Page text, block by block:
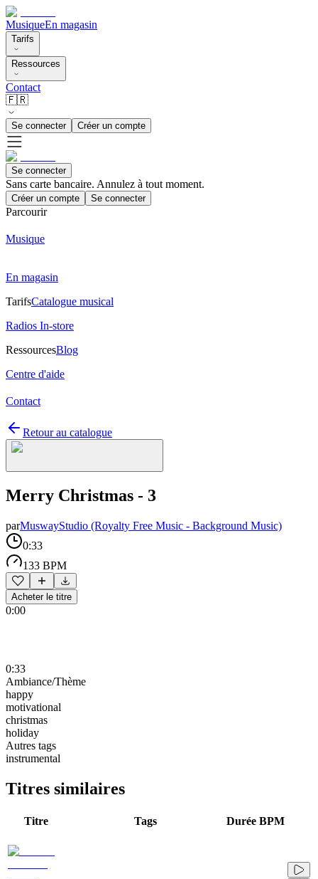
MusiqueEn magasin
Tarifs
Ressources
Contact
🇫🇷
Se connecter Créer un compte
Se connecter
Sans carte bancaire. Annulez à tout moment.
Créer un compte Se connecter
Parcourir
Musique
En magasin
TarifsCatalogue musical
Radios In-store
RessourcesBlog
Centre d'aide
Contact
Retour au catalogue
Merry Christmas - 3
parMuswayStudio (Royalty Free Music - Background Music)
0:33
133 BPM
Acheter le titre
0:00
0:33
Ambiance/Thème
happy
motivational
christmas
holiday
Autres tags
instrumental
Titres similaires
Titre Tags Durée BPM